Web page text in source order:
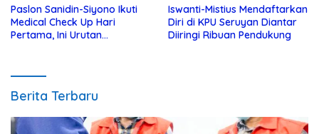
Paslon Sanidin-Siyono Ikuti
Medical Check Up Hari
Pertama, Ini Urutan
Iswanti-Mistius Mendaftarkan
Diri di KPU Seruyan Diantar
Diiringi Ribuan Pendukung
Berita Terbaru